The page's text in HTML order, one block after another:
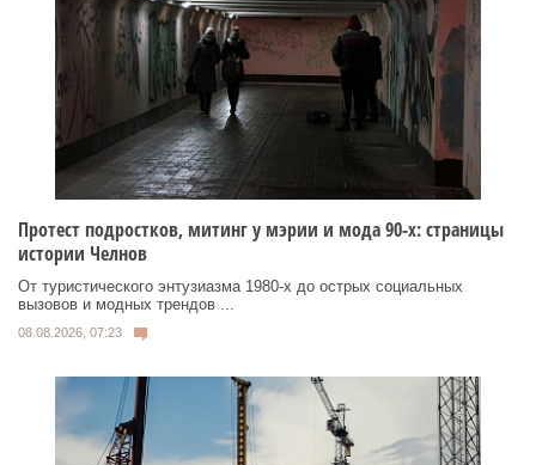
Протест подростков, митинг у мэрии и мода 90-х: страницы
истории Челнов
От туристического энтузиазма 1980‑х до острых социальных
вызовов и модных трендов ...
08.08.2026, 07:23